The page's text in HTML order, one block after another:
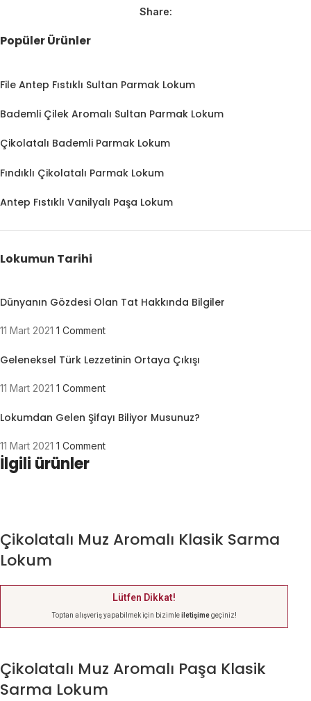
Share:
Popüler Ürünler
File Antep Fıstıklı Sultan Parmak Lokum
Bademli Çilek Aromalı Sultan Parmak Lokum
Çikolatalı Bademli Parmak Lokum
Fındıklı Çikolatalı Parmak Lokum
Antep Fıstıklı Vanilyalı Paşa Lokum
Lokumun Tarihi
Dünyanın Gözdesi Olan Tat Hakkında Bilgiler
11 Mart 2021 1 Comment
Geleneksel Türk Lezzetinin Ortaya Çıkışı
11 Mart 2021 1 Comment
Lokumdan Gelen Şifayı Biliyor Musunuz?
11 Mart 2021 1 Comment
İlgili ürünler
Çikolatalı Muz Aromalı Klasik Sarma
Lokum
Lütfen Dikkat!
Toptan alışveriş yapabilmek için bizimleiletişimegeçiniz!
Çikolatalı Muz Aromalı Paşa Klasik
Sarma Lokum